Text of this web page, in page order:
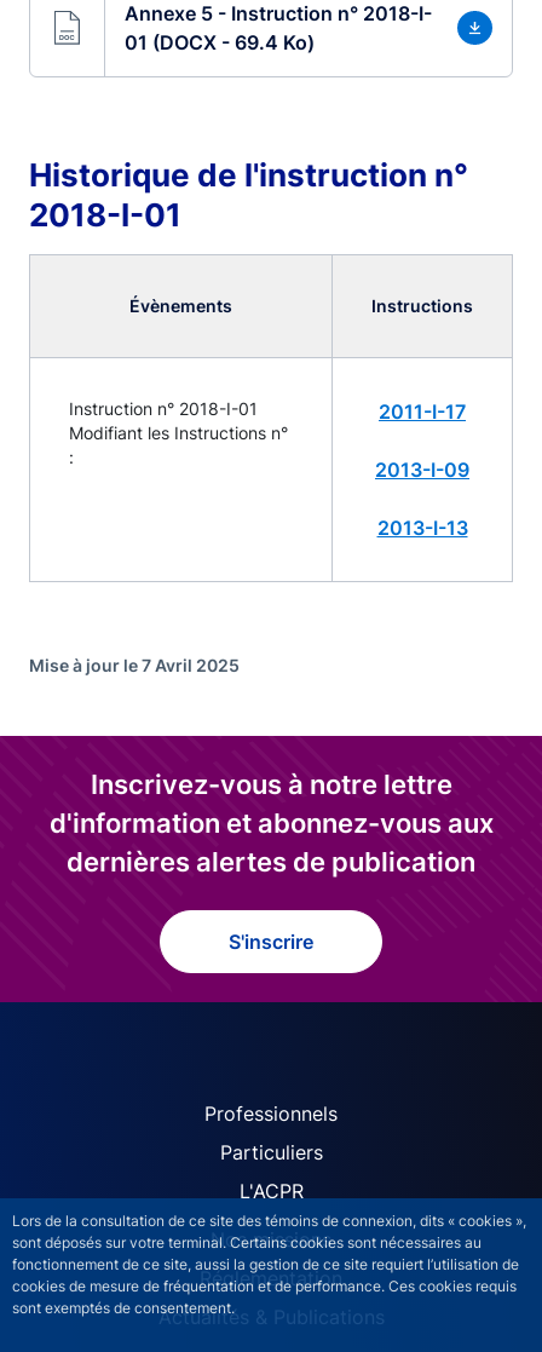
Lors de la consultation de ce site des témoins de connexion, dits « cookies »,
sont déposés sur votre terminal. Certains cookies sont nécessaires au
fonctionnement de ce site, aussi la gestion de ce site requiert l’utilisation de
cookies de mesure de fréquentation et de performance. Ces cookies requis
sont exemptés de consentement.
Annexe 5 - Instruction n° 2018-I-
01 (DOCX - 69.4 Ko)
Historique de l'instruction n°
2018-I-01
Évènements Instructions
Instruction n° 2018-I-01
Modifiant les Instructions n°
:
2011-I-17
2013-I-09
2013-I-13
Mise à jour le 7 Avril 2025
Inscrivez-vous à notre lettre
d'information et abonnez-vous aux
dernières alertes de publication
S'inscrire
ACPR site navigation
Professionnels
Particuliers
L'ACPR
Nos missions
Réglementation
Actualités & Publications